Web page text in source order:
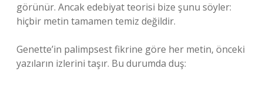
görünür. Ancak edebiyat teorisi bize şunu söyler:
hiçbir metin tamamen temiz değildir.
Genette’in palimpsest fikrine göre her metin, önceki
yazıların izlerini taşır. Bu durumda duş: